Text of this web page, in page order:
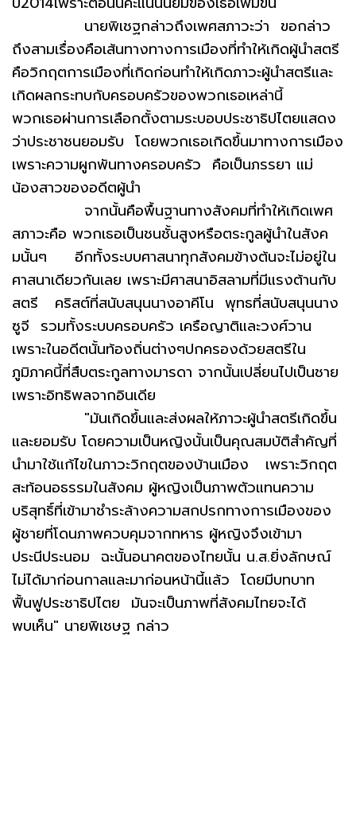
นายพิเชฐกล่าวถึงเพศสภาวะว่า ขอกล่าว
ถึงสามเรื่องคือเส้นทางทางการเมืองที่ทำให้เกิดผู้นำสตรี
คือวิกฤตการเมืองที่เกิดก่อนทำให้เกิดภาวะผู้นำสตรีและ
เกิดผลกระทบกับครอบครัวของพวกเธอเหล่านี้
พวกเธอผ่านการเลือกตั้งตามระบอบประชาธิปไตยแสดง
ว่าประชาชนยอมรับ โดยพวกเธอเกิดขึ้นมาทางการเมือง
เพราะความผูกพันทางครอบครัว คือเป็นภรรยา แม่
น้องสาวของอดีตผู้นำ
จากนั้นคือพื้นฐานทางสังคมที่ทำให้เกิดเพศ
สภาวะคือ พวกเธอเป็นชนชั้นสูงหรือตระกูลผู้นำในสังค
มนั้นๆ อีกทั้งระบบศาสนาทุกสังคมข้างต้นจะไม่อยู่ใน
ศาสนาเดียวกันเลย เพราะมีศาสนาอิสลามที่มีแรงต้านกับ
สตรี คริสต์ที่สนับสนุนนางอาคีโน พุทธที่สนับสนุนนาง
ซูจี รวมทั้งระบบครอบครัว เครือญาติและวงศ์วาน
เพราะในอดีตนั้นท้องถิ่นต่างๆปกครองด้วยสตรีใน
ภูมิภาคนี้ที่สืบตระกูลทางมารดา จากนั้นเปลี่ยนไปเป็นชาย
เพราะอิทธิพลจากอินเดีย
"มันเกิดขึ้นและส่งผลให้ภาวะผู้นำสตรีเกิดขึ้น
และยอมรับ โดยความเป็นหญิงนั้นเป็นคุณสมบัติสำคัญที่
นำมาใช้แก้ไขในภาวะวิกฤตของบ้านเมือง เพราะวิกฤต
สะท้อนอธรรมในสังคม ผู้หญิงเป็นภาพตัวแทนความ
บริสุทธิ์ที่เข้ามาชำระล้างความสกปรกทางการเมืองของ
ผู้ชายที่โดนภาพควบคุมจากทหาร ผู้หญิงจึงเข้ามา
ประนีประนอม ฉะนั้นอนาคตของไทยนั้น น.ส.ยิ่งลักษณ์
ไม่ได้มาก่อนกาลและมาก่อนหน้านี้แล้ว โดยมีบทบาท
ฟื้นฟูประชาธิปไตย มันจะเป็นภาพที่สังคมไทยจะได้
พบเห็น" นายพิเชษฐ กล่าว